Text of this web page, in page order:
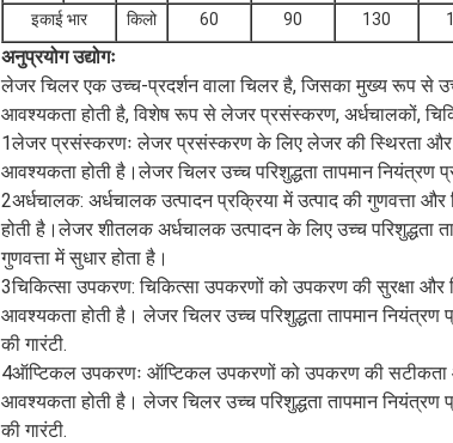
इकाई भार
किलो 60 90 130
अनुप्रयोग उद्योगः
लेजर चिलर एक उच्च-प्रदर्शन वाला चिलर है, जिसका मुख्य रूप से
आवश्यकता होती है, विशेष रूप से लेजर प्रसंस्करण, अर्धचालकों,
1लेजर प्रसंस्करणः लेजर प्रसंस्करण के लिए लेजर की स्थिरता और
आवश्यकता होती है।लेजर चिलर उच्च परिशुद्धता तापमान
2अर्धचालक: अर्धचालक उत्पादन प्रक्रिया में उत्पाद की गुणवत्ता
होती है।लेजर शीतलक अर्धचालक उत्पादन के लिए उच्च परिशुद्धता
गुणवत्ता में सुधार होता है।
3चिकित्सा उपकरण: चिकित्सा उपकरणों को उपकरण की सुरक्षा
आवश्यकता होती है। लेजर चिलर उच्च परिशुद्धता तापमान
की गारंटी.
4ऑप्टिकल उपकरणः ऑप्टिकल उपकरणों को उपकरण की सटीकता
आवश्यकता होती है। लेजर चिलर उच्च परिशुद्धता तापमान
की गारंटी.